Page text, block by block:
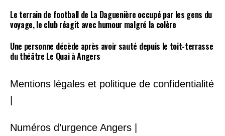
Le terrain de football de La Daguenière occupé par les gens du
voyage, le club réagit avec humour malgré la colère
Une personne décède après avoir sauté depuis le toit-terrasse
du théâtre Le Quai à Angers
Mentions légales et politique de confidentialité
Numéros d’urgence Angers |